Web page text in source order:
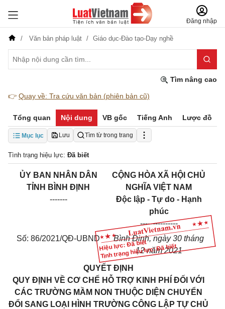
Đăng nhập
Văn bản pháp luật Giáo dục-Đào tạo-Dạy nghề
Tìm nâng cao
👉 Quay về: Tra cứu văn bản (phiên bản cũ)
Tổng quan Nội dung VB gốc Tiếng Anh Lược đồ
Mục lục Lưu Tìm từ trong trang
Tình trạng hiệu lực: Đã biết
Hiệu lực: Đã biết
Tình trạng hiệu lực: Đã biết
ỦY BAN NHÂN DÂN
TỈNH BÌNH ĐỊNH
-------
CỘNG HÒA XÃ HỘI CHỦ
NGHĨA VIỆT NAM
Độc lập - Tự do - Hạnh
phúc
---------------
Số: 86/2021/QĐ-UBND
Bình Định, ngày 30 tháng
12 năm 2021
QUYẾT ĐỊNH
QUY ĐỊNH VỀ CƠ CHẾ HỖ TRỢ KINH PHÍ ĐỐI VỚI
CÁC TRƯỜNG MẦM NON THUỘC DIỆN CHUYỂN
ĐỔI SANG LOẠI HÌNH TRƯỜNG CÔNG LẬP TỰ CHỦ